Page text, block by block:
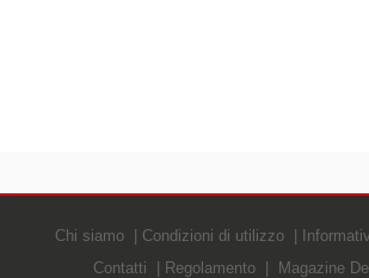
Chi siamo Condizioni di utilizzo
Contatti
Regolamento Magazine